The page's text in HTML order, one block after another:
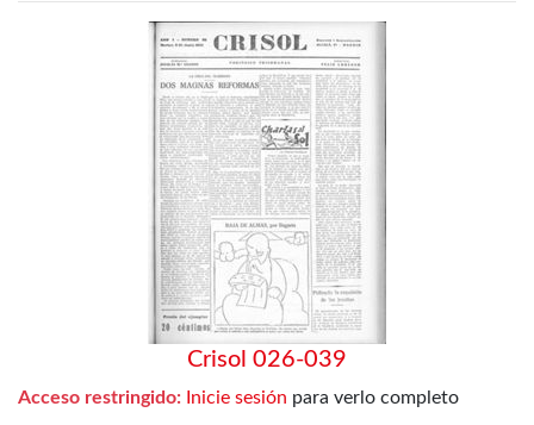
Crisol 026-039
Acceso restringido: Inicie sesión para verlo completo